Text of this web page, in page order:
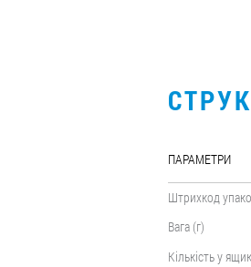
ПАРАМЕТРИ
Штрихкод
Вага (г)
Кількість у